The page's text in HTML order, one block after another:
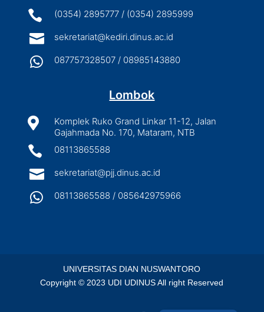
 (0354) 2895777 / (0354) 2895999
 sekretariat@kediri.dinus.ac.id
 087757328507 / 08985143880
Lombok

Komplek Ruko Grand Linkar 11-12, Jalan
Gajahmada No. 170, Mataram, NTB
 08113865588
 sekretariat@pjj.dinus.ac.id
 08113865588 / 085642975966
UNIVERSITAS DIAN NUSWANTORO
Copyright © 2023 UDI UDINUS All right Reserved